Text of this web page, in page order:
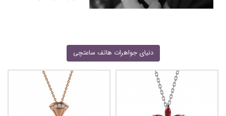
دنیای جواهرات هاتف ساعتچی